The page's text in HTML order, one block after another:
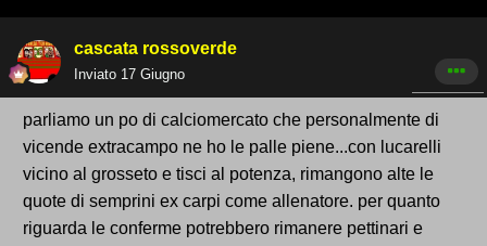
cascata rossoverde
Inviato 17 Giugno
parliamo un po di calciomercato che personalmente di
vicende extracampo ne ho le palle piene...con lucarelli
vicino al grosseto e tisci al potenza, rimangono alte le
quote di semprini ex carpi come allenatore. per quanto
riguarda le conferme potrebbero rimanere pettinari e